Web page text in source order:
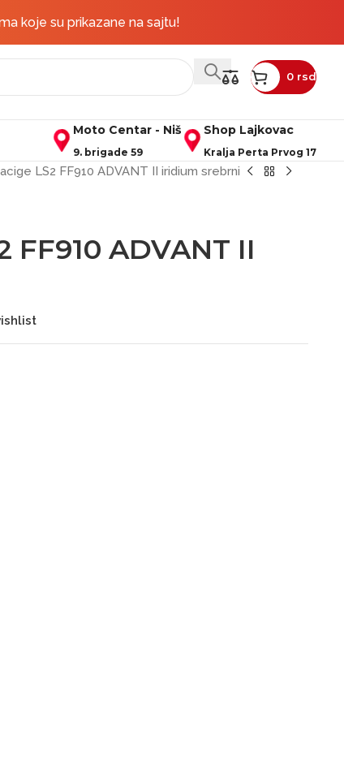
koje su prikazane na sajtu!
iznad 50.000 rsd Pratite nas na društvenim mrežama:
0 rsd
Moto Centar - Niš
9. brigade 59
Shop Lajkovac
Kralja Perta Prvog 17
LS2 FF910 ADVANT II iridium srebrni
FF910 ADVANT II